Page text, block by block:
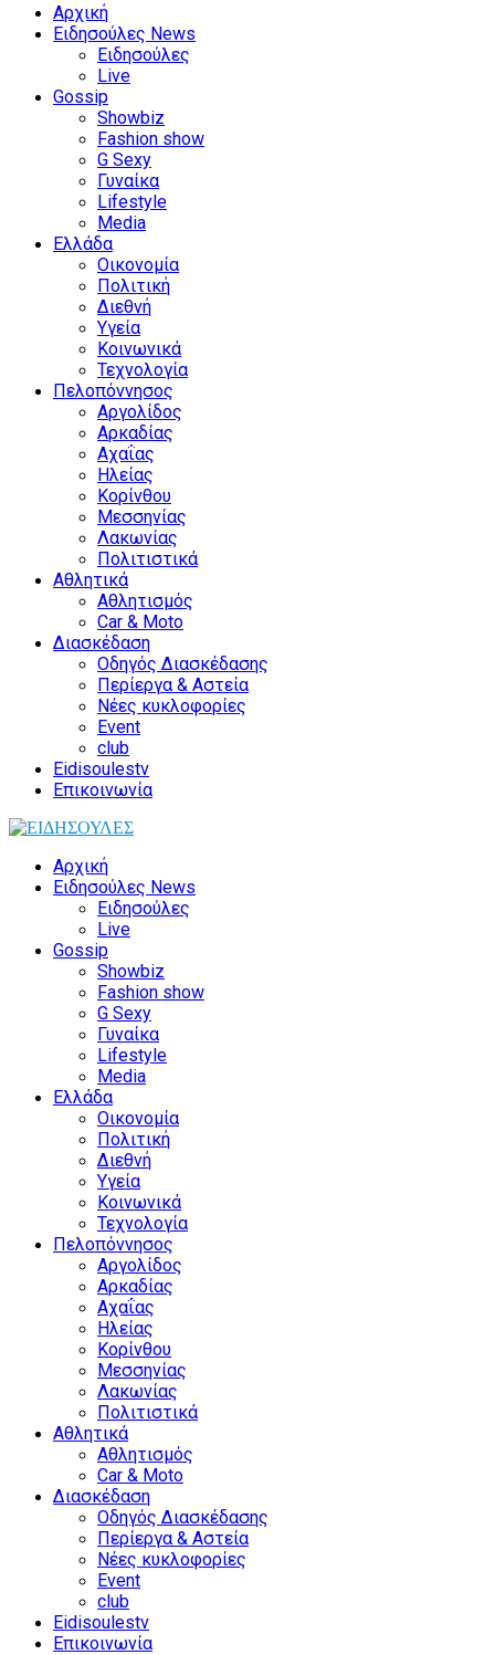
Αρχική
Ειδησούλες News
Ειδησούλες
Live
Gossip
Showbiz
Fashion show
G Sexy
Γυναίκα
Lifestyle
Media
Ελλάδα
Οικονομία
Πολιτική
Διεθνή
Υγεία
Κοινωνικά
Τεχνολογία
Πελοπόννησος
Αργολίδος
Αρκαδίας
Αχαΐας
Ηλείας
Κορίνθου
Μεσσηνίας
Λακωνίας
Πολιτιστικά
Αθλητικά
Αθλητισμός
Car & Moto
Διασκέδαση
Οδηγός Διασκέδασης
Περίεργα & Αστεία
Νέες κυκλοφορίες
Event
club
Eidisoulestv
Επικοινωνία
Αρχική
Ειδησούλες News
Ειδησούλες
Live
Gossip
Showbiz
Fashion show
G Sexy
Γυναίκα
Lifestyle
Media
Ελλάδα
Οικονομία
Πολιτική
Διεθνή
Υγεία
Κοινωνικά
Τεχνολογία
Πελοπόννησος
Αργολίδος
Αρκαδίας
Αχαΐας
Ηλείας
Κορίνθου
Μεσσηνίας
Λακωνίας
Πολιτιστικά
Αθλητικά
Αθλητισμός
Car & Moto
Διασκέδαση
Οδηγός Διασκέδασης
Περίεργα & Αστεία
Νέες κυκλοφορίες
Event
club
Eidisoulestv
Επικοινωνία